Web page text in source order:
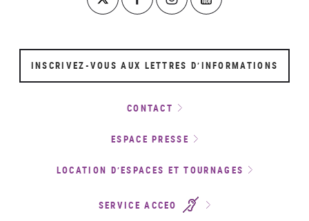
INSCRIVEZ-VOUS AUX LETTRES D’INFORMATIONS
CONTACT
ESPACE PRESSE
LOCATION D’ESPACES ET TOURNAGES
SERVICE ACCEO